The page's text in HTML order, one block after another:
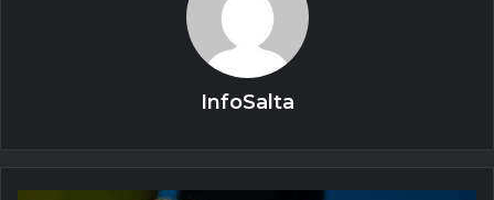
InfoSalta